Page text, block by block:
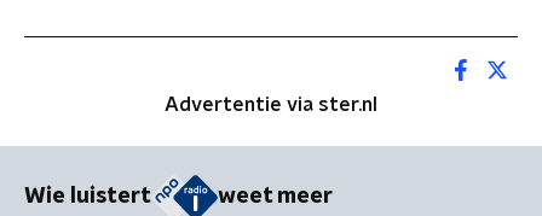
Advertentie via ster.nl
Wie luistert weet meer